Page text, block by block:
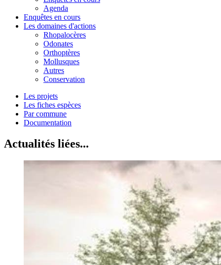
Agenda
Enquêtes en cours
Les domaines d'actions
Rhopalocères
Odonates
Orthoptères
Mollusques
Autres
Conservation
Les projets
Les fiches espèces
Par commune
Documentation
Actualités liées...